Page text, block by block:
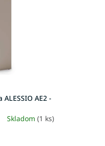
AE2 -
Skladom (1 ks)